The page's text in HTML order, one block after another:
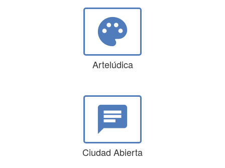
palette
Artelúdica
chat
Ciudad Abierta